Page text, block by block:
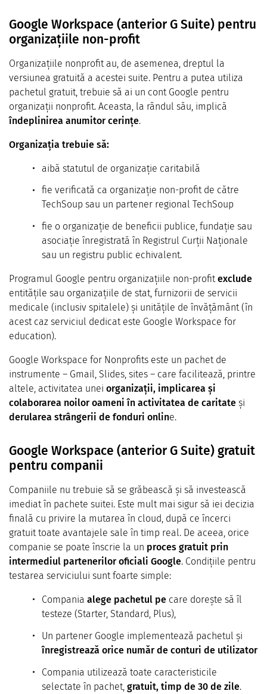
Google Workspace (anterior G Suite) pentru
organizațiile non-profit
Organizațiile nonprofit au, de asemenea, dreptul la
versiunea gratuită a acestei suite. Pentru a putea utiliza
pachetul gratuit, trebuie să ai un cont Google pentru
organizații nonprofit. Aceasta, la rândul său, implică
îndeplinirea anumitor cerințe.
Organizația trebuie să:
aibă statutul de organizație caritabilă
fie verificată ca organizație non-profit de către
TechSoup sau un partener regional TechSoup
fie o organizație de beneficii publice, fundație sau
asociație înregistrată în Registrul Curții Naționale
sau un registru public echivalent.
Programul Google pentru organizațiile non-profitexclude
entitățile sau organizațiile de stat, furnizorii de servicii
medicale (inclusiv spitalele) și unitățile de învățământ (în
acest caz serviciul dedicat este Google Workspace for
education).
Google Workspace for Nonprofits este un pachet de
instrumente – Gmail, Slides, sites – care facilitează, printre
altele, activitatea unei organizații, implicarea și
colaborarea noilor oameni în activitatea de caritate și
derularea strângerii de fonduri online.
Google Workspace (anterior G Suite) gratuit
pentru companii
Companiile nu trebuie să se grăbească și să investească
imediat în pachete suitei. Este mult mai sigur să iei decizia
finală cu privire la mutarea în cloud, după ce încerci
gratuit toate avantajele sale în timp real. De aceea, orice
companie se poate înscrie la un proces gratuit prin
intermediul partenerilor oficiali Google. Condițiile pentru
testarea serviciului sunt foarte simple:
Compania alege pachetul pe care dorește să îl
testeze (Starter, Standard, Plus),
Un partener Google implementează pachetul și
înregistrează orice număr de conturi de utilizator
Compania utilizează toate caracteristicile
selectate în pachet, gratuit, timp de 30 de zile.